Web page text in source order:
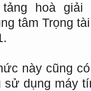
hoà giải
tâm Trọng
này cũng
sử dụng máy